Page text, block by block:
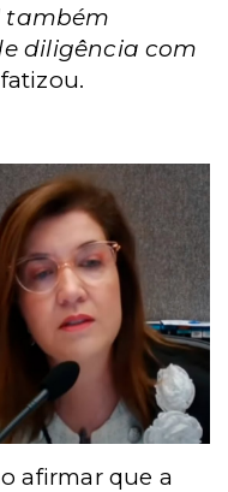
também
diligência com
afirmar que a